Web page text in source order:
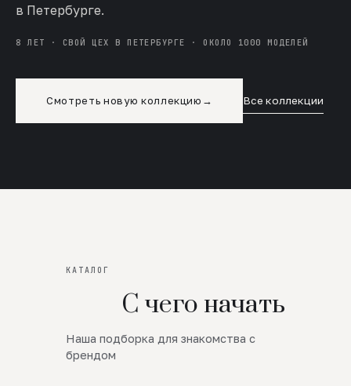
в Петербурге.
8 ЛЕТ · СВОЙ ЦЕХ В ПЕТЕРБУРГЕ · ОКОЛО 1000 МОДЕЛЕЙ
Смотреть новую коллекцию → Все коллекции
КАТАЛОГ
С чего начать
Наша подборка для знакомства с
брендом
Новинки
SALE